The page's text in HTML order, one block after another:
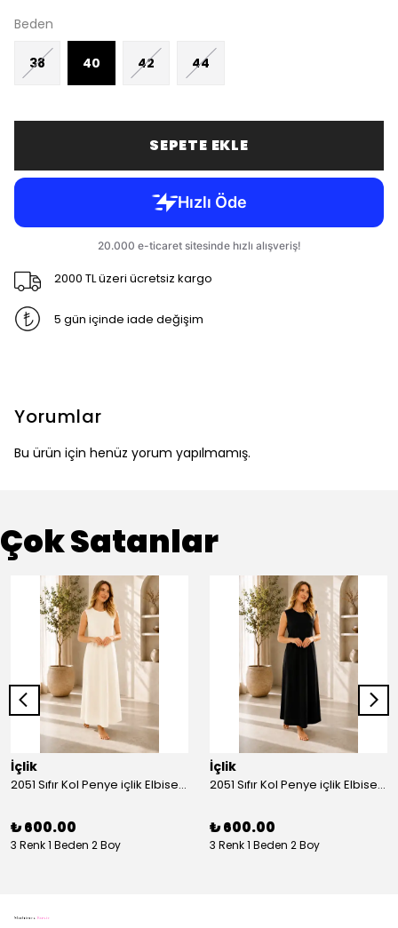
Beden
38 40 42 44
SEPETE EKLE
2000 TL üzeri ücretsiz kargo
5 gün içinde iade değişim
Yorumlar
Bu ürün için henüz yorum yapılmamış.
Çok Satanlar
İçlik
2051 Sıfır Kol Penye içlik Elbise - Ekru
₺ 600.00
3 Renk 1 Beden 2 Boy
İçlik
2051 Sıfır Kol Penye içlik Elbise - Siyah
₺ 600.00
3 Renk 1 Beden 2 Boy